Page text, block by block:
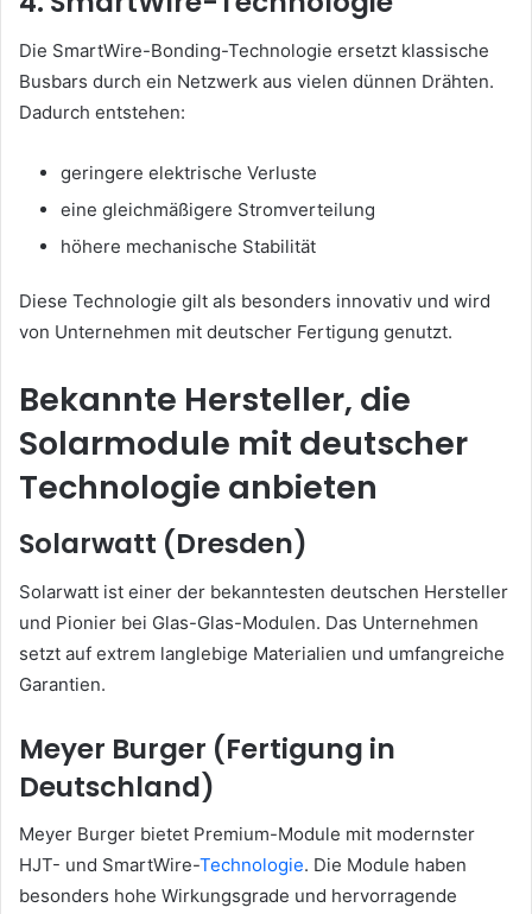
Die SmartWire-Bonding-Technologie ersetzt klassische
Busbars durch ein Netzwerk aus vielen dünnen Drähten.
Dadurch entstehen:
geringere elektrische Verluste
eine gleichmäßigere Stromverteilung
höhere mechanische Stabilität
Diese Technologie gilt als besonders innovativ und wird
von Unternehmen mit deutscher Fertigung genutzt.
Bekannte Hersteller, die
Solarmodule mit deutscher
Technologie anbieten
Solarwatt (Dresden)
Solarwatt ist einer der bekanntesten deutschen Hersteller
und Pionier bei Glas-Glas-Modulen. Das Unternehmen
setzt auf extrem langlebige Materialien und umfangreiche
Garantien.
Meyer Burger (Fertigung in
Deutschland)
Meyer Burger bietet Premium-Module mit modernster
HJT- und SmartWire-Technologie. Die Module haben
besonders hohe Wirkungsgrade und hervorragende